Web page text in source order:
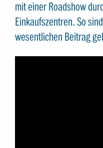
mit einer Roadshow
Einkaufszentren. So
wesentlichen Beitrag